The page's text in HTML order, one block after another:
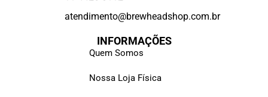
atendimento@brewheadshop.com.br
INFORMAÇÕES
Quem Somos
Nossa Loja Física